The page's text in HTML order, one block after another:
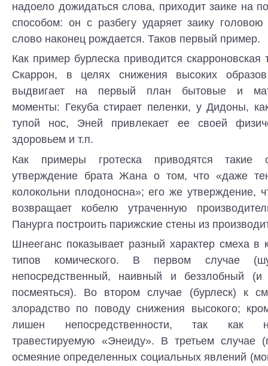
надоело дожидаться слова, приходит заике на
способом: он с разбегу ударяет заику
слово наконец рождается. Таков первый пример.
Как пример бурлеска приводится скарроновская
Скаррон, в целях снижения высоких
выдвигает на первый план бытовые и
моменты: Гекуба стирает пеленки, у Дидоны,
тупой нос, Эней привлекает ее своей
здоровьем и т.п.
Как примеры гротеска приводятся такие
утверждение брата Жана о том, что «даже
колокольни плодоносна»; его же утверждение,
возвращает кобелю утраченную
Панурга построить парижские стены из
Шнееганс показывает разный характер смеха в
типов комического. В первом случае
непосредственный, наивный и беззлобный
посмеяться). Во втором случае (бурлеск) к
злорадство по поводу снижения высокого;
лишен непосредственности, так как
травестируемую «Энеиду». В третьем случае
осмеяние определенных социальных явлений